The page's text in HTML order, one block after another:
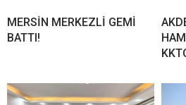
MERSİN MERKEZLİ GEMİ
BATTI!